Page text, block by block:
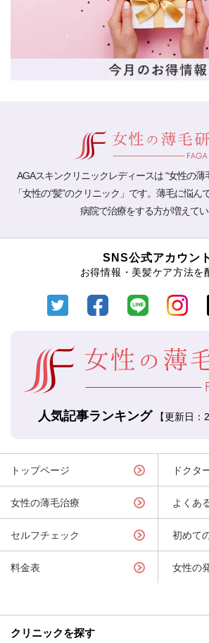
AGAスキンクリニックレディースは “女性の薄
「女性の“髪”のクリニック」です。薄毛に悩ん
病院で治療をする方が増えてい
SNS公式アカウント
お得情報・美髪ケア方法を
人気記事ランキング 【更新日：
トップページ
女性の薄毛治療
セルフチェック
料金表
ドクタ
よくあ
初めて
女性の
クリニックを探す